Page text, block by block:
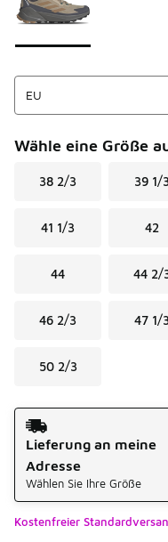
Wähle eine Größe
38 2/3 39 1/
41 1/3 42
44 44 2/
46 2/3 47 1/
50 2/3
Versandart
Lieferung an meine
Adresse
Wählen Sie Ihre Größe
Kostenfreier